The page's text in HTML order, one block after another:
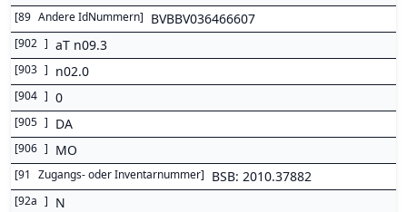
[89 Andere IdNummern] BVBBV036466607
[902 ] aT n09.3
[903 ] n02.0
[904 ] 0
[905 ] DA
[906 ] MO
[91 Zugangs- oder Inventarnummer] BSB: 2010.37882
[92a ] N